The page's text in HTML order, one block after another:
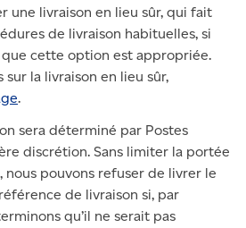
une livraison en lieu sûr, qui fait
de livraison habituelles, si
cette option est appropriée.
sur la livraison en lieu sûr,
.
sera déterminé par Postes
discrétion. Sans limiter la portée
pouvons refuser de livrer le
de livraison si, par
qu’il ne serait pas